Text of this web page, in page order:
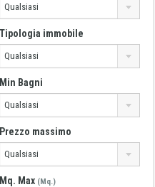
Qualsiasi
Tipologia immobile
Qualsiasi
Min Bagni
Qualsiasi
Prezzo massimo
Qualsiasi
Mq. Max (Mq.)